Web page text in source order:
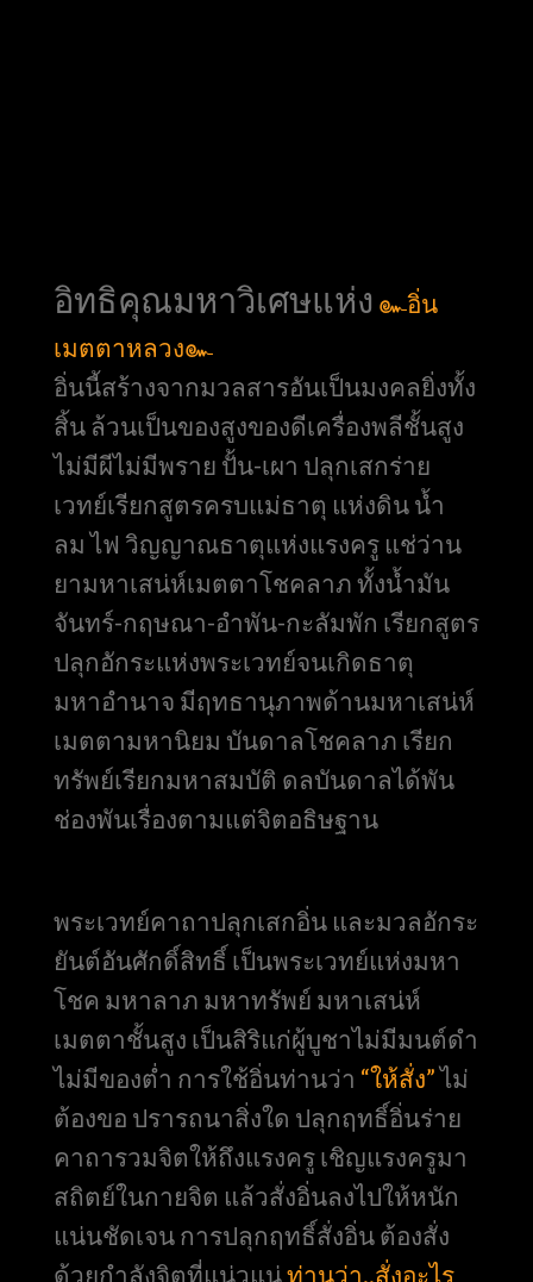
อิทธิคุณมหาวิเศษแห่ง ๛อิ่น
เมตตาหลวง๛
อิ่นนี้สร้างจากมวลสารอันเป็นมงคลยิ่งทั้ง
สิ้น ล้วนเป็นของสูงของดีเครื่องพลีชั้นสูง
ไม่มีผีไม่มีพราย ปั้น-เผา ปลุกเสกร่าย
เวทย์เรียกสูตรครบแม่ธาตุ แห่งดิน น้ำ
ลม ไฟ วิญญาณธาตุแห่งแรงครู แช่ว่าน
ยามหาเสน่ห์เมตตาโชคลาภ ทั้งน้ำมัน
จันทร์-กฤษณา-อำพัน-กะลัมพัก เรียกสูตร
ปลุกอักระแห่งพระเวทย์จนเกิดธาตุ
มหาอำนาจ มีฤทธานุภาพด้านมหาเสน่ห์
เมตตามหานิยม บันดาลโชคลาภ เรียก
ทรัพย์เรียกมหาสมบัติ ดลบันดาลได้พัน
ช่องพันเรื่องตามแต่จิตอธิษฐาน
พระเวทย์คาถาปลุกเสกอิ่น และมวลอักระ
ยันต์อันศักดิ์สิทธิ์ เป็นพระเวทย์แห่งมหา
โชค มหาลาภ มหาทรัพย์ มหาเสน่ห์
เมตตาชั้นสูง เป็นสิริแก่ผู้บูชาไม่มีมนต์ดำ
ไม่มีของต่ำ การใช้อิ่นท่านว่า “ให้สั่ง”ไม่
ต้องขอ ปรารถนาสิ่งใด ปลุกฤทธิ์อิ่นร่าย
คาถารวมจิตให้ถึงแรงครู เชิญแรงครูมา
สถิตย์ในกายจิต แล้วสั่งอิ่นลงไปให้หนัก
แน่นชัดเจน การปลุกฤทธิ์สั่งอิ่น ต้องสั่ง
ด้วยกำลังจิตที่แน่วแน่ท่านว่า..สั่งอะไร